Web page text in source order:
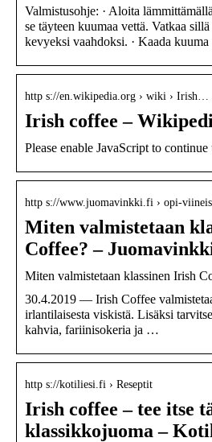
Valmistusohje: · Aloita
se täyteen kuumaa vettä. Vatkaa
kevyeksi vaahdoksi. · Kaada
http s://en.wikipedia.org › wiki › Irish…
Irish coffee –
Please enable JavaScript to
http s://www.juomavinkki.fi › opi-
Miten valmistetaan
Coffee? –
Miten valmistetaan klassinen Irish
30.4.2019 — Irish Coffee
irlantilaisesta viskistä. Lisäksi
kahvia, fariinisokeria ja …
http s://kotiliesi.fi › Reseptit
Irish coffee – tee itse
klassikkojuoma –